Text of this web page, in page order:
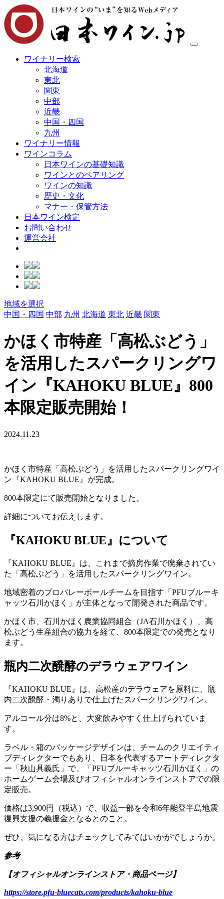
ワイナリー検索
北海道
東北
関東
中部
近畿
中国・四国
九州
ワイナリー情報
ワインコラム
日本ワインの基礎知識
ワインとのペアリング
ワインの知識
歴史・文化
マナー・保管方法
日本ワイン検定
お問い合わせ
運営会社
地域を選択
中国・四国 中部 九州 北海道 東北 近畿 関東
かほく市特産「高松ぶどう」
を活用したスパークリングワ
イン『KAHOKU BLUE』800
本限定販売開始！
2024.11.23
かほく市特産「高松ぶどう」を活用したスパークリングワイ
ン『KAHOKU BLUE』が完成。
800本限定にて販売開始となりました。
詳細についてお伝えします。
『KAHOKU BLUE』について
『KAHOKU BLUE』は、これまで摘房作業で廃棄されてい
た「高松ぶどう」を活用したスパークリングワイン。
地域密着のプロバレーボールチームを目指す「PFUブルーキ
ャッツ石川かほく」が主体となって開発された商品です。
かほく市、石川かほく農業協同組合（JA石川かほく）、高
松ぶどう生産組合の協力を経て、800本限定での発売となり
ます。
瓶内二次醗酵のデラウェアワイン
『KAHOKU BLUE』は、高松産のデラウェアを原料に、瓶
内二次醗酵・濁りありで仕上げたスパークリングワイン。
アルコール分は8%と、大変飲みやすく仕上げられていま
す。
ラベル・箱のパッケージデザインは、チームのクリエイティ
ブディレクターでもあり、日本を代表するアートディレクタ
ー「秋山具義氏」で、「PFUブルーキャッツ石川かほく」の
ホームゲーム会場及びオフィシャルオンラインストアでの限
定販売。
価格は3,900円（税込）で、収益一部を令和6年能登半島地震
復興支援の義援金となるとのこと。
ぜひ、気になる方はチェックしてみてはいかがでしょうか。
参考
【オフィシャルオンラインストア・商品ページ】
https://store.pfu-bluecats.com/products/kahoku-blue